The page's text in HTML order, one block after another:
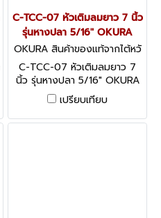
C-TCC-07 หัวเติมลมยาว 7 นิ้ว
รุ่นหางปลา 5/16" OKURA
OKURA สินค้าของแท้จากไต้หวั
น C-TCC-07.
C-TCC-07 หัวเติมลมยาว 7
นิ้ว รุ่นหางปลา 5/16" OKURA
เปรียบเทียบ